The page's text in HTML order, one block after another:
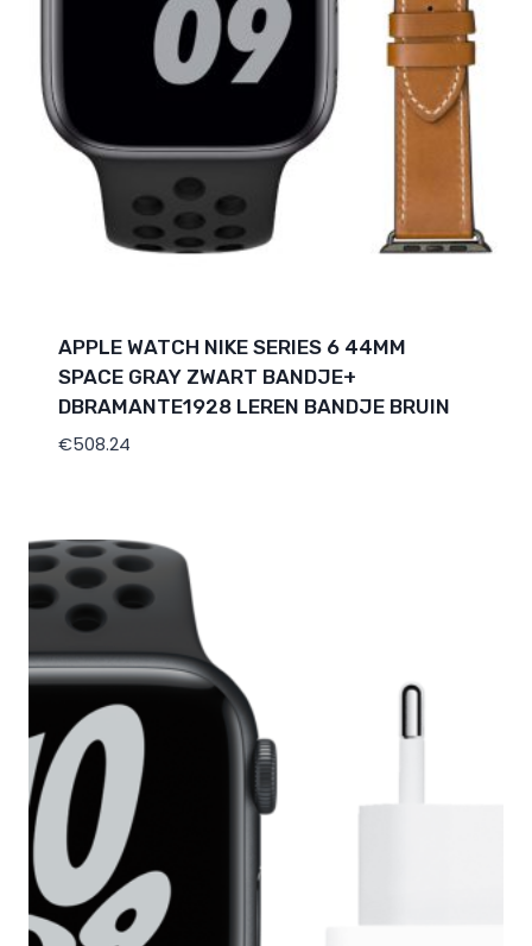
APPLE WATCH NIKE SERIES 6 44MM
SPACE GRAY ZWART BANDJE+
DBRAMANTE1928 LEREN BANDJE BRUIN
€508.24